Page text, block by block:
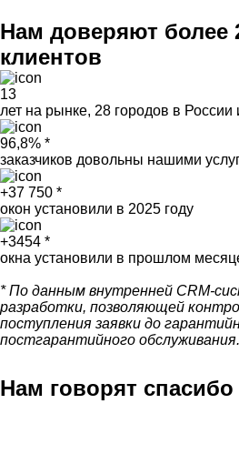
Нам доверяют более
клиентов
13
лет на рынке, 28 городов в России
96,8% *
заказчиков довольны нашими
+37 750 *
окон установили в 2025 году
+3454 *
окна установили в прошлом
* По данным внутренней CRM-
разработки, позволяющей
поступления заявки до
постгарантийного обслуживания.
Нам говорят спасибо